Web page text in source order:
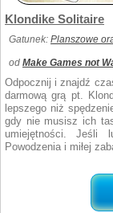
Klondike Solitaire
Gatunek: Planszowe
od Make Games not
Odpocznij i znajdź
darmową grą pt.
lepszego niż
gdy nie musisz ich
umiejętności. Jeśli
Powodzenia i miłej